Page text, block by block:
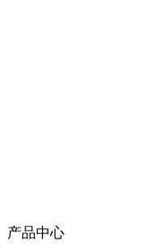
产品中心